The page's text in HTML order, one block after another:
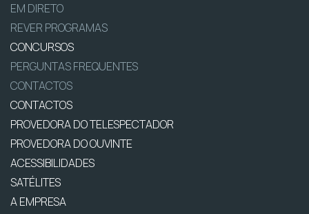
EM DIRETO
REVER PROGRAMAS
CONCURSOS
PERGUNTAS FREQUENTES
CONTACTOS
CONTACTOS
PROVEDORA DO TELESPECTADOR
PROVEDORA DO OUVINTE
ACESSIBILIDADES
SATÉLITES
A EMPRESA